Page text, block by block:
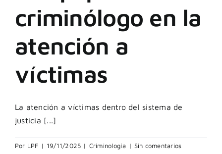
criminólogo en la
atención a
víctimas
La atención a víctimas dentro del sistema de
justicia [...]
Por LPF | 19/11/2025 | Criminología | Sin comentarios